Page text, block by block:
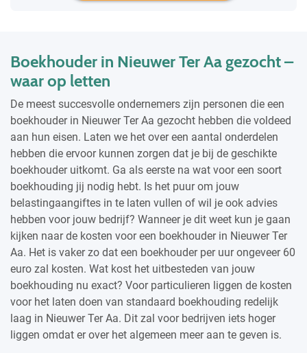
Boekhouder in Nieuwer Ter Aa gezocht –
waar op letten
De meest succesvolle ondernemers zijn personen die een
boekhouder in Nieuwer Ter Aa gezocht hebben die voldeed
aan hun eisen. Laten we het over een aantal onderdelen
hebben die ervoor kunnen zorgen dat je bij de geschikte
boekhouder uitkomt. Ga als eerste na wat voor een soort
boekhouding jij nodig hebt. Is het puur om jouw
belastingaangiftes in te laten vullen of wil je ook advies
hebben voor jouw bedrijf? Wanneer je dit weet kun je gaan
kijken naar de kosten voor een boekhouder in Nieuwer Ter
Aa. Het is vaker zo dat een boekhouder per uur ongeveer 60
euro zal kosten. Wat kost het uitbesteden van jouw
boekhouding nu exact? Voor particulieren liggen de kosten
voor het laten doen van standaard boekhouding redelijk
laag in Nieuwer Ter Aa. Dit zal voor bedrijven iets hoger
liggen omdat er over het algemeen meer aan te geven is.